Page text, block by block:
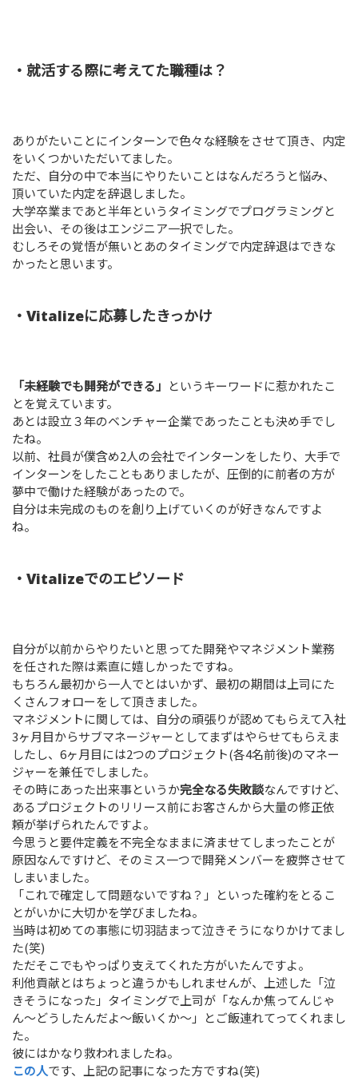
・就活する際に考えてた職種は？
ありがたいことにインターンで色々な経験をさせて頂き、内定
をいくつかいただいてました。
ただ、自分の中で本当にやりたいことはなんだろうと悩み、
頂いていた内定を辞退しました。
大学卒業まであと半年というタイミングでプログラミングと
出会い、その後はエンジニア一択でした。
むしろその覚悟が無いとあのタイミングで内定辞退はできな
かったと思います。
・Vitalizeに応募したきっかけ
「未経験でも開発ができる」 というキーワードに惹かれたこ
とを覚えています。
あとは設立３年のベンチャー企業であったことも決め手でし
たね。
以前、社員が僕含め2人の会社でインターンをしたり、大手で
インターンをしたこともありましたが、圧倒的に前者の方が
夢中で働けた経験があったので。
自分は未完成のものを創り上げていくのが好きなんですよ
ね。
・Vitalizeでのエピソード
自分が以前からやりたいと思ってた開発やマネジメント業務
を任された際は素直に嬉しかったですね。
もちろん最初から一人でとはいかず、最初の期間は上司にた
くさんフォローをして頂きました。
マネジメントに関しては、自分の頑張りが認めてもらえて入社
3ヶ月目からサブマネージャーとしてまずはやらせてもらえま
したし、6ヶ月目には2つのプロジェクト(各4名前後)のマネー
ジャーを兼任でしました。
その時にあった出来事というか完全なる失敗談なんですけど、
あるプロジェクトのリリース前にお客さんから大量の修正依
頼が挙げられたんですよ。
今思うと要件定義を不完全なままに済ませてしまったことが
原因なんですけど、そのミス一つで開発メンバーを疲弊させて
しまいました。
「これで確定して問題ないですね？」といった確約をとるこ
とがいかに大切かを学びましたね。
当時は初めての事態に切羽詰まって泣きそうになりかけてまし
た(笑)
ただそこでもやっぱり支えてくれた方がいたんですよ。
利他貢献とはちょっと違うかもしれませんが、上述した「泣
きそうになった」タイミングで上司が「なんか焦ってんじゃ
ん〜どうしたんだよ〜飯いくか〜」とご飯連れてってくれまし
た。
彼にはかなり救われましたね。
この人です、上記の記事になった方ですね(笑)